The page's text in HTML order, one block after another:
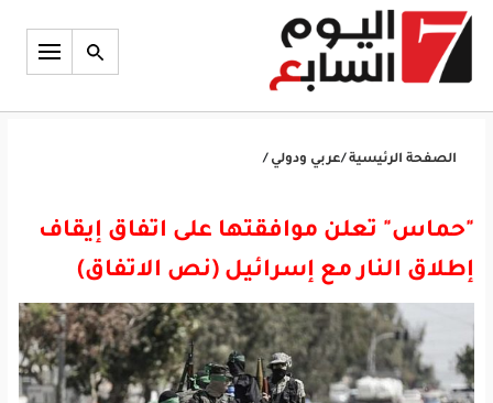
الصفحة الرئيسية /عربي ودولي /
"حماس" تعلن موافقتها على اتفاق إيقاف
إطلاق النار مع إسرائيل (نص الاتفاق)